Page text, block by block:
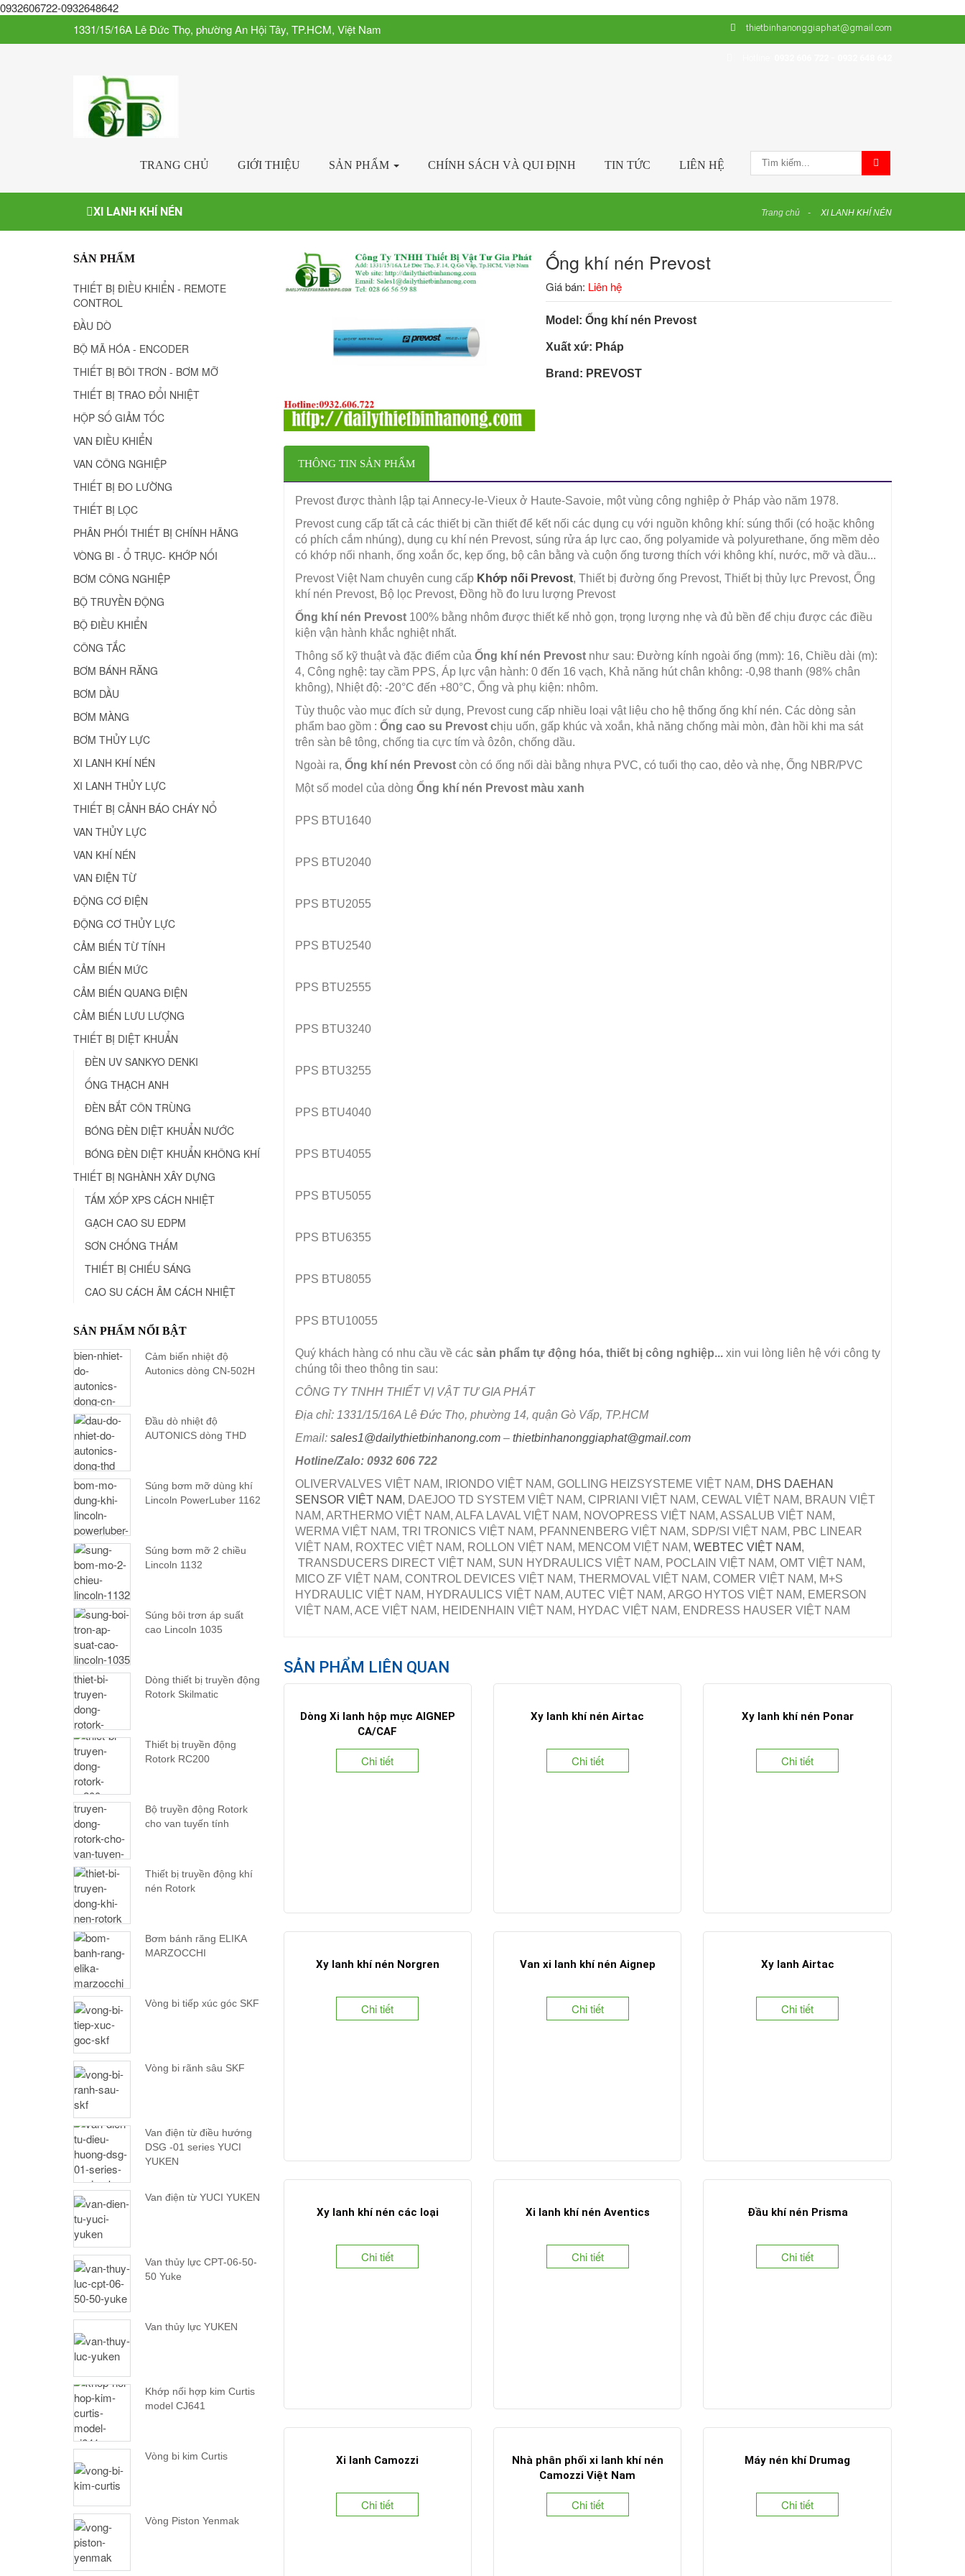
0932606722-0932648642
1331/15/16A Lê Đức Thọ, phường An Hội Tây, TP.HCM, Việt Nam
thietbinhanonggiaphat@gmail.com
TRANG CHỦ GIỚI THIỆU SẢN PHẨM CHÍNH SÁCH VÀ QUI ĐỊNH TIN TỨC LIÊN HỆ
XI LANH KHÍ NÉN Trang chủ XI LANH KHÍ NÉN
Ống khí nén Prevost
Giá bán: Liên hệ
Model: Ống khí nén Prevost
Xuất xứ: Pháp
Brand: PREVOST
THÔNG TIN SẢN PHẨM
Prevost được thành lập tại Annecy-le-Vieux ở Haute-Savoie, một vùng công nghiệp ở Pháp vào năm 1978.
Prevost cung cấp tất cả các thiết bị cần thiết để kết nối các dụng cụ với nguồn không khí: súng thổi (có hoặc không
có phích cắm nhúng), dụng cụ khí nén Prevost, súng rửa áp lực cao, ống polyamide và polyurethane, ống mềm dẻo
có khớp nối nhanh, ống xoắn ốc, kẹp ống, bộ cân bằng và cuộn ống tương thích với không khí, nước, mỡ và dầu...
Prevost Việt Nam chuyên cung cấp Khớp nối Prevost, Thiết bị đường ống Prevost, Thiết bị thủy lực Prevost, Ống
khí nén Prevost, Bộ lọc Prevost, Đồng hồ đo lưu lượng Prevost
Ống khí nén Prevost100% bằng nhôm được thiết kế nhỏ gọn, trọng lượng nhẹ và đủ bền để chịu được các điều
kiện vận hành khắc nghiệt nhất.
Thông số kỹ thuật và đặc điểm của Ống khí nén Prevostnhư sau: Đường kính ngoài ống (mm): 16, Chiều dài (m):
4, Công nghệ: tay cầm PPS, Áp lực vận hành: 0 đến 16 vạch, Khả năng hút chân không: -0,98 thanh (98% chân
không), Nhiệt độ: -20°C đến +80°C, Ống và phụ kiện: nhôm.
Tùy thuộc vào mục đích sử dụng, Prevost cung cấp nhiều loại vật liệu cho hệ thống ống khí nén. Các dòng sản
phẩm bao gồm : Ống cao su Prevost chịu uốn, gấp khúc và xoắn, khả năng chống mài mòn, đàn hồi khi ma sát
trên sàn bê tông, chống tia cực tím và ôzôn, chống dầu.
Ngoài ra, Ống khí nén Prevostcòn có ống nối dài bằng nhựa PVC, có tuổi thọ cao, dẻo và nhẹ, Ống NBR/PVC
Một số model của dòng Ống khí nén Prevost màu xanh
PPS BTU1640
PPS BTU2040
PPS BTU2055
PPS BTU2540
PPS BTU2555
PPS BTU3240
PPS BTU3255
PPS BTU4040
PPS BTU4055
PPS BTU5055
PPS BTU6355
PPS BTU8055
PPS BTU10055
Quý khách hàng có nhu cầu về các sản phẩm tự động hóa, thiết bị công nghiệp...xin vui lòng liên hệ với công ty
chúng tôi theo thông tin sau:
CÔNG TY TNHH THIẾT VỊ VẬT TƯ GIA PHÁT
Địa chỉ: 1331/15/16A Lê Đức Thọ, phường 14, quận Gò Vấp, TP.HCM
Email: sales1@dailythietbinhanong.com– thietbinhanonggiaphat@gmail.com
Hotline/Zalo: 0932 606 722
OLIVERVALVES VIỆT NAM, IRIONDO VIỆT NAM, GOLLING HEIZSYSTEME VIỆT NAM, DHS DAEHAN
SENSOR VIỆT NAM, DAEJOO TD SYSTEM VIỆT NAM, CIPRIANI VIỆT NAM, CEWAL VIỆT NAM, BRAUN VIỆT
NAM, ARTHERMO VIỆT NAM, ALFA LAVAL VIỆT NAM, NOVOPRESS VIỆT NAM, ASSALUB VIỆT NAM,
WERMA VIỆT NAM, TRI TRONICS VIỆT NAM, PFANNENBERG VIỆT NAM, SDP/SI VIỆT NAM, PBC LINEAR
VIỆT NAM, ROXTEC VIỆT NAM, ROLLON VIỆT NAM, MENCOM VIỆT NAM, WEBTEC VIỆT NAM,
TRANSDUCERS DIRECT VIỆT NAM, SUN HYDRAULICS VIỆT NAM, POCLAIN VIỆT NAM, OMT VIỆT NAM,
MICO ZF VIỆT NAM, CONTROL DEVICES VIỆT NAM, THERMOVAL VIỆT NAM, COMER VIỆT NAM, M+S
HYDRAULIC VIỆT NAM, HYDRAULICS VIỆT NAM, AUTEC VIỆT NAM, ARGO HYTOS VIỆT NAM, EMERSON
VIỆT NAM, ACE VIỆT NAM, HEIDENHAIN VIỆT NAM, HYDAC VIỆT NAM, ENDRESS HAUSER VIỆT NAM
SẢN PHẨM LIÊN QUAN
Dòng Xi lanh hộp mực AIGNEP
CA/CAF
Chi tiết
Xy lanh khí nén Airtac
Chi tiết
Xy lanh khí nén Ponar
Chi tiết
Xy lanh khí nén Norgren
Chi tiết
Van xi lanh khí nén Aignep
Chi tiết
Xy lanh Airtac
Chi tiết
Xy lanh khí nén các loại
Chi tiết
Xi lanh khí nén Aventics
Chi tiết
Đầu khí nén Prisma
Chi tiết
Xi lanh Camozzi
Chi tiết
Nhà phân phối xi lanh khí nén
Camozzi Việt Nam
Chi tiết
Máy nén khí Drumag
Chi tiết
SẢN PHẨM
THIẾT BỊ ĐIỀU KHIỂN - REMOTE
CONTROL
ĐẦU DÒ
BỘ MÃ HÓA - ENCODER
THIẾT BỊ BÔI TRƠN - BƠM MỠ
THIẾT BỊ TRAO ĐỔI NHIỆT
HỘP SỐ GIẢM TỐC
VAN ĐIỀU KHIỂN
VAN CÔNG NGHIỆP
THIẾT BỊ ĐO LƯỜNG
THIẾT BỊ LỌC
PHÂN PHỐI THIẾT BỊ CHÍNH HÃNG
VÒNG BI - Ổ TRỤC- KHỚP NỐI
BƠM CÔNG NGHIỆP
BỘ TRUYỀN ĐỘNG
BỘ ĐIỀU KHIỂN
CÔNG TẮC
BƠM BÁNH RĂNG
BƠM DẦU
BƠM MÀNG
BƠM THỦY LỰC
XI LANH KHÍ NÉN
XI LANH THỦY LỰC
THIẾT BỊ CẢNH BÁO CHÁY NỔ
VAN THỦY LỰC
VAN KHÍ NÉN
VAN ĐIỆN TỪ
ĐỘNG CƠ ĐIỆN
ĐỘNG CƠ THỦY LỰC
CẢM BIẾN TỪ TÍNH
CẢM BIẾN MỨC
CẢM BIẾN QUANG ĐIỆN
CẢM BIẾN LƯU LƯỢNG
THIẾT BỊ DIỆT KHUẨN
ĐÈN UV SANKYO DENKI
ỐNG THẠCH ANH
ĐÈN BẮT CÔN TRÙNG
BÓNG ĐÈN DIỆT KHUẨN NƯỚC
BÓNG ĐÈN DIỆT KHUẨN KHÔNG KHÍ
THIẾT BỊ NGHÀNH XÂY DỰNG
TẤM XỐP XPS CÁCH NHIỆT
GẠCH CAO SU EDPM
SƠN CHỐNG THẤM
THIẾT BỊ CHIẾU SÁNG
CAO SU CÁCH ÂM CÁCH NHIỆT
SẢN PHẨM NỔI BẬT
Cảm biến nhiệt độ
Autonics dòng CN-502H
Đầu dò nhiệt độ
AUTONICS dòng THD
Súng bơm mỡ dùng khí
Lincoln PowerLuber 1162
Súng bơm mỡ 2 chiều
Lincoln 1132
Súng bôi trơn áp suất
cao Lincoln 1035
Dòng thiết bị truyền động
Rotork Skilmatic
Thiết bị truyền động
Rotork RC200
Bộ truyền động Rotork
cho van tuyến tính
Thiết bị truyền động khí
nén Rotork
Bơm bánh răng ELIKA
MARZOCCHI
Vòng bi tiếp xúc góc SKF
Vòng bi rãnh sâu SKF
Van điện từ điều hướng
DSG -01 series YUCI
YUKEN
Van điện từ YUCI YUKEN
Van thủy lực CPT-06-50-
50 Yuke
Van thủy lực YUKEN
Khớp nối hợp kim Curtis
model CJ641
Vòng bi kim Curtis
Vòng Piston Yenmak